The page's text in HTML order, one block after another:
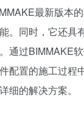
最新版本
。同时，它还具
通过BIMMAKE
配置的施工过程
细的解决方案。